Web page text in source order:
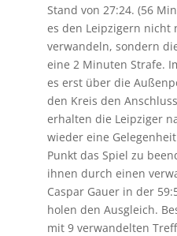
Stand von 27:24. (56
es den Leipzigern nicht
verwandeln, sondern
eine 2 Minuten Strafe.
es erst über die
den Kreis den
erhalten die Leipziger
wieder eine
Punkt das Spiel zu
ihnen durch einen
Caspar Gauer in der
holen den Ausgleich.
mit 9 verwandelten